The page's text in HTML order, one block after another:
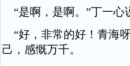
“是啊，是啊。”丁一心
“好，非常的好！青海
己，感慨万千。